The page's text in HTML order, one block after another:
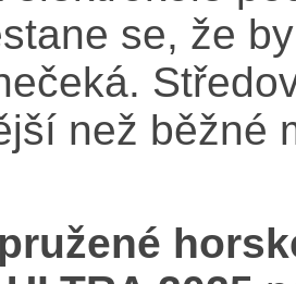
se, že
než běžné